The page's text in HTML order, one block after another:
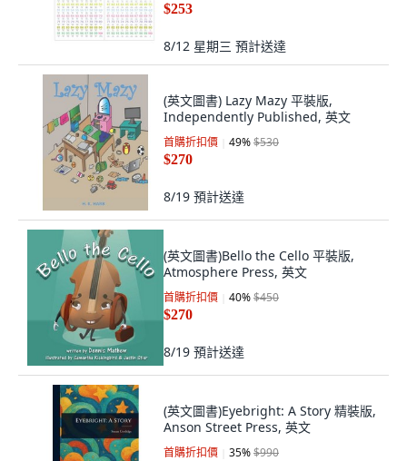
$253
8/12 星期三 預計送達
(英文圖書) Lazy Mazy 平裝版,
Independently Published, 英文
首購折扣價 49%$530
$270
8/19 預計送達
(英文圖書)Bello the Cello 平裝版,
Atmosphere Press, 英文
首購折扣價 40%$450
$270
8/19 預計送達
(英文圖書)Eyebright: A Story 精裝版,
Anson Street Press, 英文
首購折扣價 35%$990